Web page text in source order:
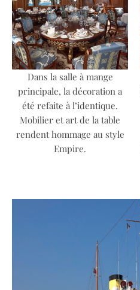
Dans la salle à mange
principale, la décoration a
été refaite à l’identique.
Mobilier et art de la table
rendent hommage au style
Empire.